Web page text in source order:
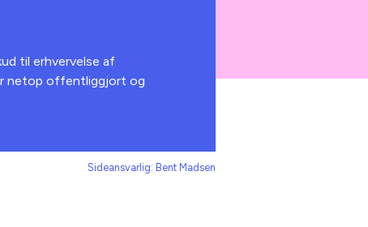
til erhvervelse af
netop offentliggjort og
Sideansvarlig: Bent Madsen